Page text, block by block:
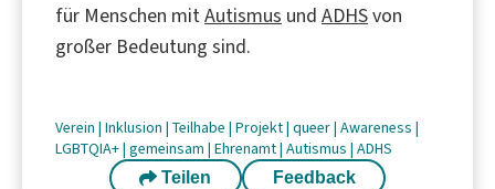
für Menschen mitAutismus und ADHSvon
großer Bedeutung sind.
Verein | Inklusion | Teilhabe | Projekt| queer| Awareness |
LGBTQIA+| gemeinsam | Ehrenamt| Autismus | ADHS
Teilen Feedback